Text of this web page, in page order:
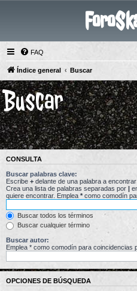
FAQ
Índice general Buscar
Buscar
CONSULTA
Buscar palabras clave:
Escribe + delante de una palabra a
Crea una lista de palabras separadas por |
quiere encontrar. Emplea * como comodín
Buscar todos los términos
Buscar cualquier término
Buscar autor:
Emplea * como comodín para coincidencias
OPCIONES DE BÚSQUEDA